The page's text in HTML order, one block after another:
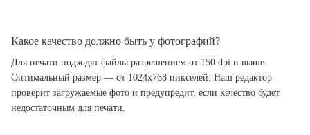
Какое качество должно быть у фотографий?
Для печати подходят файлы разрешением от 150 dpi и выше.
Оптимальный размер — от 1024x768 пикселей. Наш редактор
проверит загружаемые фото и предупредит, если качество будет
недостаточным для печати.